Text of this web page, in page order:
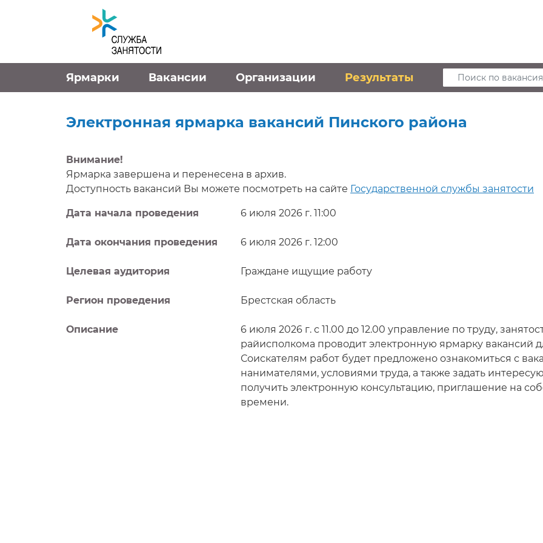
Ярмарки Вакансии Организации Результаты Поиск по
Электронная ярмарка вакансий Пинского района
Внимание!
Ярмарка завершена и перенесена в архив.
Доступность вакансий Вы можете посмотреть на сайте Государственной службы занятости
Дата начала проведения 6 июля 2026 г. 11:00
Дата окончания проведения 6 июля 2026 г. 12:00
Целевая аудитория Граждане ищущие работу
Регион проведения Брестская область
Описание
6 июля 2026 г. с 11.00 до 12.00 управление по труду,
райисполкома проводит электронную ярмарку вакансий
Соискателям работ будет предложено ознакомиться с
нанимателями, условиями труда, а также задать
получить электронную консультацию, приглашение на
времени.